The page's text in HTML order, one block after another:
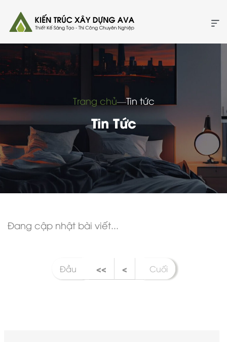
Trang chủ―Tin tức
Tin Tức
Đang cập nhật bài viết...
Đầu << < Cuối